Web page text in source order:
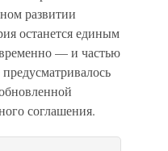
развитии
останется единым
— и частью
соглашения.